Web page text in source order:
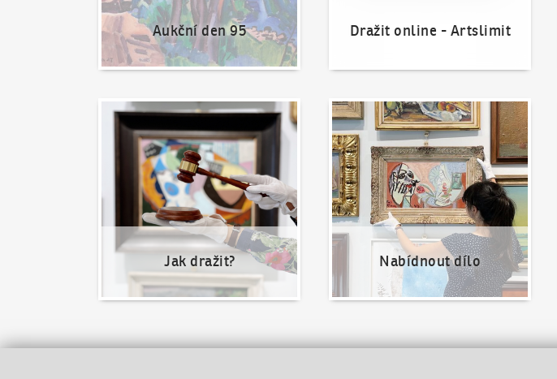
Aukční den 95 Dražit online - Artslimit
Jak dražit?
Jak dražit?
Nabídnout dílo
Nabídnout dílo